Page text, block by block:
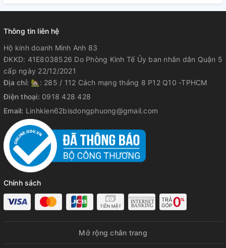
Thông tin liên hệ
Hộ kinh doanh Minh Anh 83
ĐKKD: 41E8038526 Do Phòng Kinh Tế Ủy ban nhân dân Quận 5
cấp ngày 22/12/2021
Địa chỉ: 🏡: 285 / 112 Cách mạng tháng 8 P12 Q10 -TPHCM
Điện thoại: 0918 428 428
Email: Linhkien62bisdongphuong@gmail.com
Chính sách
Mở rộng chân trang